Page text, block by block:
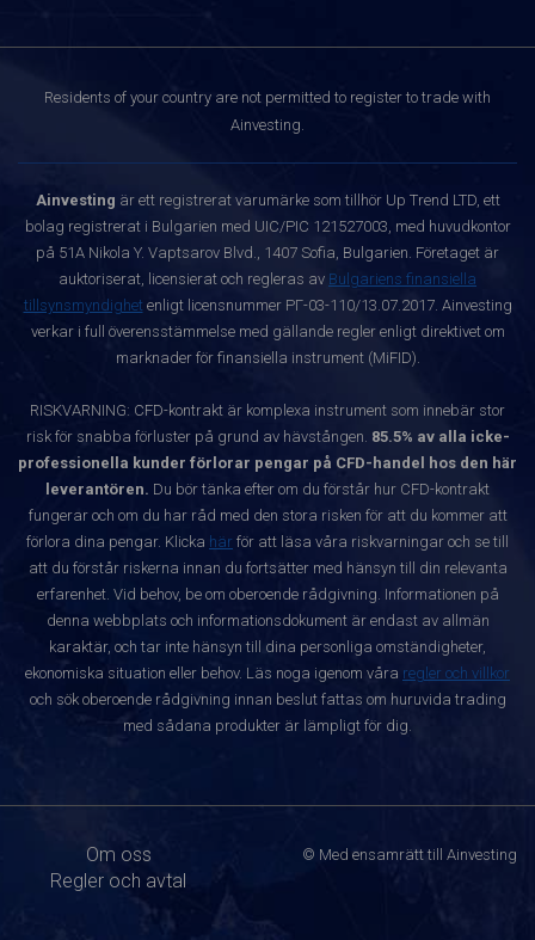
Residents of your country are not permitted to register to trade with
Ainvesting.
Ainvesting är ett registrerat varumärke som tillhör Up Trend LTD, ett
bolag registrerat i Bulgarien med UIC/PIC 121527003, med huvudkontor
på 51A Nikola Y. Vaptsarov Blvd., 1407 Sofia, Bulgarien. Företaget är
auktoriserat, licensierat och regleras av Bulgariens finansiella
tillsynsmyndighetenligt licensnummer РГ-03-110/13.07.2017. Ainvesting
verkar i full överensstämmelse med gällande regler enligt direktivet om
marknader för finansiella instrument (MiFID).
RISKVARNING: CFD-kontrakt är komplexa instrument som innebär stor
risk för snabba förluster på grund av hävstången. 85.5% av alla icke-
professionella kunder förlorar pengar på CFD-handel hos den här
leverantören. Du bör tänka efter om du förstår hur CFD-kontrakt
fungerar och om du har råd med den stora risken för att du kommer att
förlora dina pengar. Klicka här för att läsa våra riskvarningar och se till
att du förstår riskerna innan du fortsätter med hänsyn till din relevanta
erfarenhet. Vid behov, be om oberoende rådgivning. Informationen på
denna webbplats och informationsdokument är endast av allmän
karaktär, och tar inte hänsyn till dina personliga omständigheter,
ekonomiska situation eller behov. Läs noga igenom våra regler och villkor
och sök oberoende rådgivning innan beslut fattas om huruvida trading
med sådana produkter är lämpligt för dig.
Om oss
Regler och avtal
© Med ensamrätt till Ainvesting